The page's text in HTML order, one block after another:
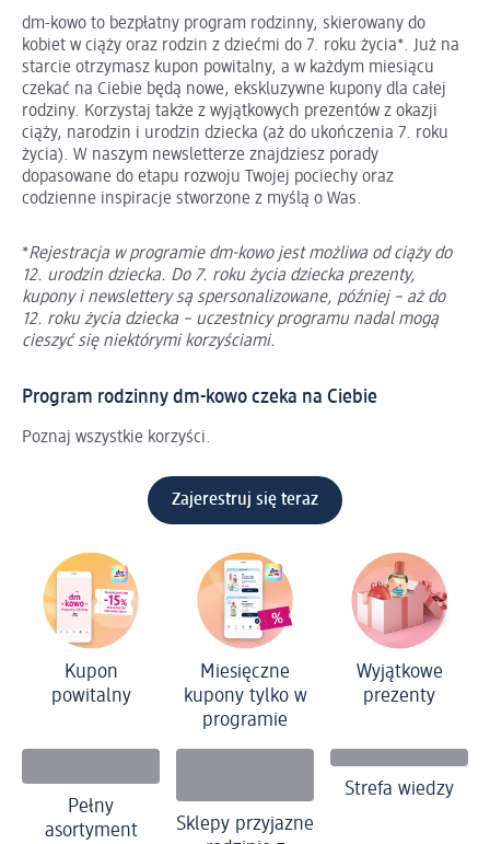
dm-kowo to bezpłatny program rodzinny, skierowany do
kobiet w ciąży oraz rodzin z dziećmi do 7. roku życia*. Już na
starcie otrzymasz kupon powitalny, a w każdym miesiącu
czekać na Ciebie będą nowe, ekskluzywne kupony dla całej
rodziny. Korzystaj także z wyjątkowych prezentów z okazji
ciąży, narodzin i urodzin dziecka (aż do ukończenia 7. roku
życia). W naszym newsletterze znajdziesz porady
dopasowane do etapu rozwoju Twojej pociechy oraz
codzienne inspiracje stworzone z myślą o Was.
*Rejestracja w programie dm-kowo jest możliwa od ciąży do
12. urodzin dziecka. Do 7. roku życia dziecka prezenty,
kupony i newslettery są spersonalizowane, później – aż do
12. roku życia dziecka – uczestnicy programu nadal mogą
cieszyć się niektórymi korzyściami.
Program rodzinny dm-kowo czeka na Ciebie
Poznaj wszystkie korzyści.
Zajerestruj się teraz
Kupon
powitalny
Miesięczne
kupony tylko w
programie
Wyjątkowe
prezenty
Pełny
asortyment
Sklepy przyjazne
Strefa wiedzy